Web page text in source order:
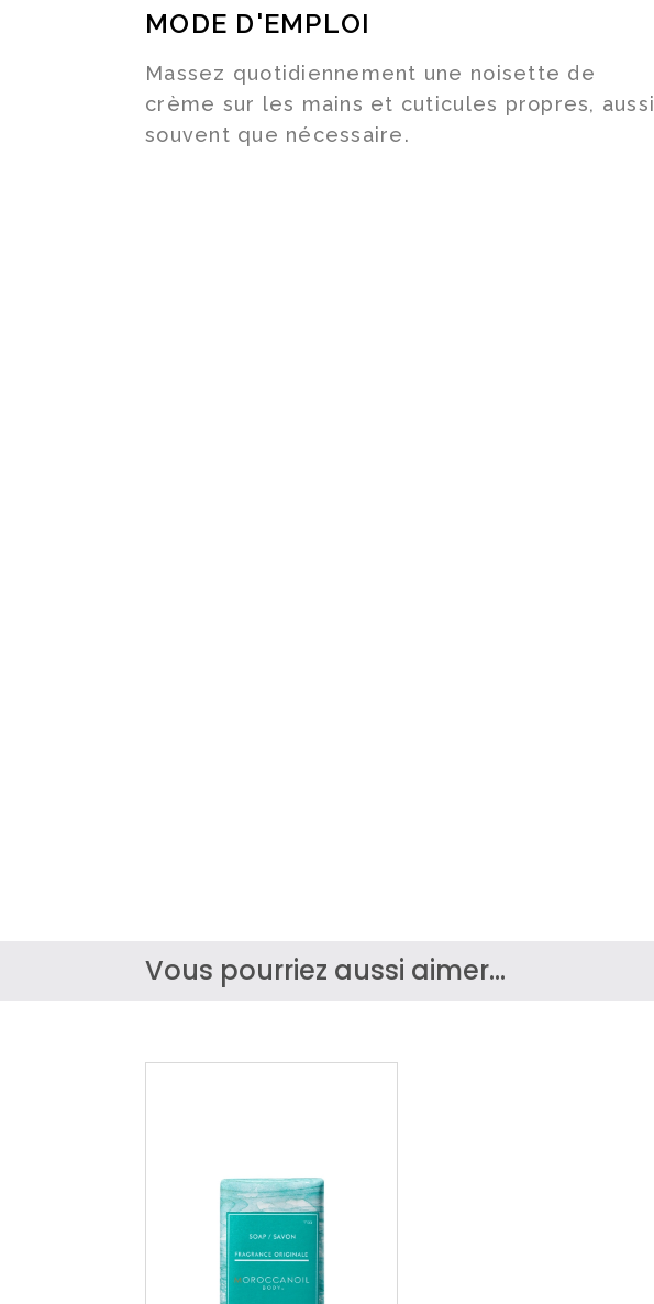
MODE D'EMPLOI
Massez quotidiennement une noisette de
crème sur les mains et cuticules propres, aussi
souvent que nécessaire.
Vous pourriez aussi aimer...